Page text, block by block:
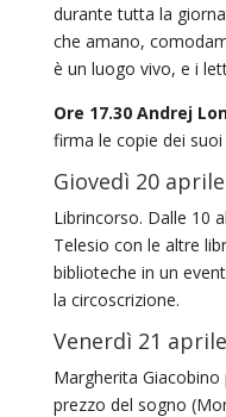
durante tutta la
che amano,
è un luogo vivo, e i
Ore 17.30 Andrej
firma le copie dei suoi
Giovedì 20 aprile
Librincorso. Dalle 10
Telesio con le altre
biblioteche in un
la circoscrizione.
Venerdì 21
Margherita
prezzo del sogno